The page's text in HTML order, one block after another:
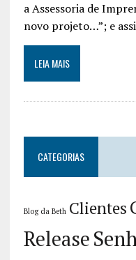
a Assessoria de
novo projeto…”; e
LEIA MAIS
CATEGORIAS
Blog da Beth Clientes
Release